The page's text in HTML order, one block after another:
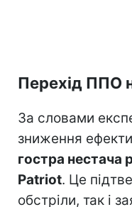
Перехід ППО
За словами
зниження
гостра нестача
Patriot. Це
обстріли, так і